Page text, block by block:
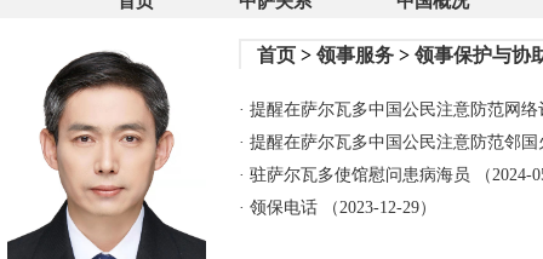
首页 > 领事服务 > 领事保护与协
· 提醒在萨尔瓦多中国公民注意防范网络
· 提醒在萨尔瓦多中国公民注意防范邻
· 驻萨尔瓦多使馆慰问患病海员 （2024-
· 领保电话 （2023-12-29）